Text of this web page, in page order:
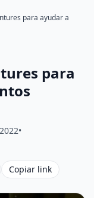
para ayudar a
para
•
Copiar link